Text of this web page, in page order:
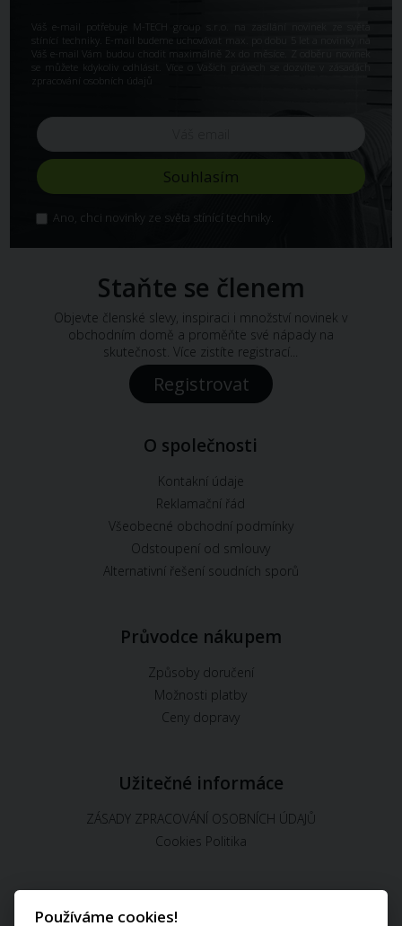
Váš e-mail potřebuje M-TECH group s.r.o. na zasílání novinek ze světa
stínící techniky. E-mail budeme uchovávat max. po dobu 5 let a novinky na
Váš e-mail Vám budou chodit maximálně 2x do měsíce. Z odběru novinek
se můžete kdykoliv odhlásit. Více o Vašich právech se dozvíte v
zásadách
zpracování osobních údajů
Ano, chci novinky ze světa stínící techniky.
Staňte se členem
Objevte členské slevy, inspiraci i množství novinek v
obchodním domě a proměňte své nápady na
skutečnost. Více zistíte registrací...
Registrovat
O společnosti
Kontakní údaje
Reklamační řád
Všeobecné obchodní podmínky
Odstoupení od smlouvy
Alternativní řešení soudních sporů
Průvodce nákupem
Způsoby doručení
Možnosti platby
Ceny dopravy
Užitečné informáce
ZÁSADY ZPRACOVÁNÍ OSOBNÍCH ÚDAJŮ
Cookies Politika
Používáme cookies!